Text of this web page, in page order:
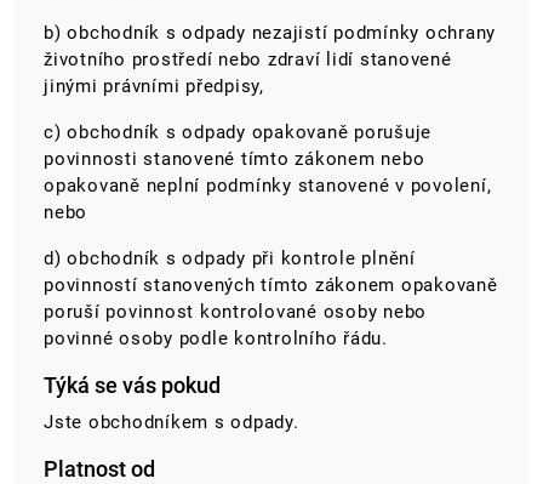
b) obchodník s odpady nezajistí podmínky ochrany
životního prostředí nebo zdraví lidí stanovené
jinými právními předpisy,
c) obchodník s odpady opakovaně porušuje
povinnosti stanovené tímto zákonem nebo
opakovaně neplní podmínky stanovené v povolení,
nebo
d) obchodník s odpady při kontrole plnění
povinností stanovených tímto zákonem opakovaně
poruší povinnost kontrolované osoby nebo
povinné osoby podle kontrolního řádu.
Týká se vás pokud
Jste obchodníkem s odpady.
Platnost od